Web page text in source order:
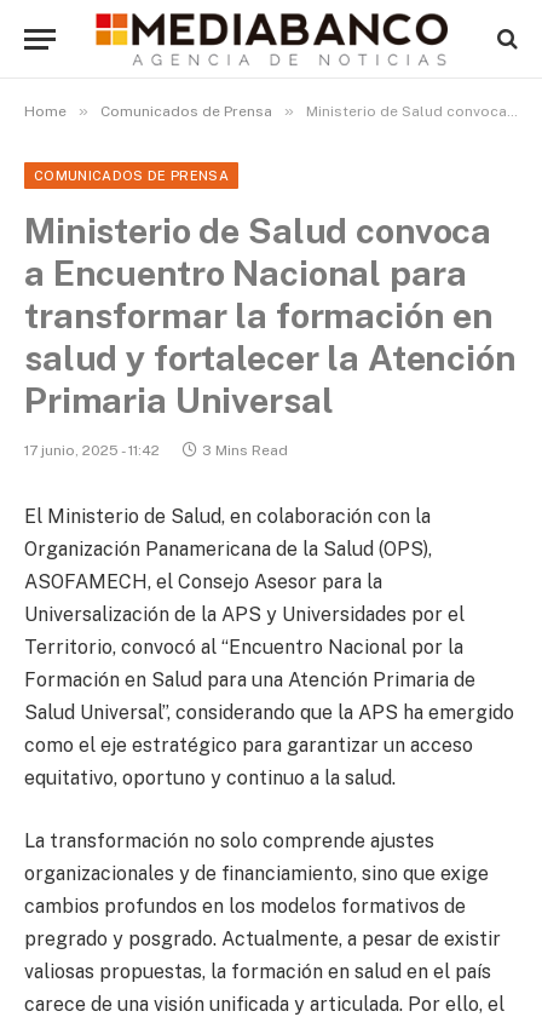
Home » Comunicados de Prensa » Ministerio de Salud convoca a Encuentro Nacional para transformar la formación en salud y fortalecer la Atención Primaria Universal
COMUNICADOS DE PRENSA
Ministerio de Salud convoca
a Encuentro Nacional para
transformar la formación en
salud y fortalecer la Atención
Primaria Universal
17 junio, 2025 - 11:42 3 Mins Read
El Ministerio de Salud, en colaboración con la
Organización Panamericana de la Salud (OPS),
ASOFAMECH, el Consejo Asesor para la
Universalización de la APS y Universidades por el
Territorio, convocó al “Encuentro Nacional por la
Formación en Salud para una Atención Primaria de
Salud Universal”, considerando que la APS ha emergido
como el eje estratégico para garantizar un acceso
equitativo, oportuno y continuo a la salud.
La transformación no solo comprende ajustes
organizacionales y de financiamiento, sino que exige
cambios profundos en los modelos formativos de
pregrado y posgrado. Actualmente, a pesar de existir
valiosas propuestas, la formación en salud en el país
carece de una visión unificada y articulada. Por ello, el